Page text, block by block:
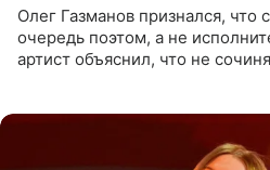
Олег Газманов признался, что
очередь поэтом, а не
артист объяснил, что не